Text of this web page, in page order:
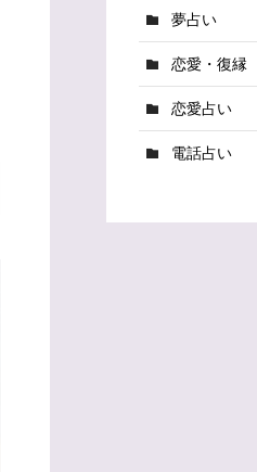
夢占い
恋愛・復縁
恋愛占い
電話占い